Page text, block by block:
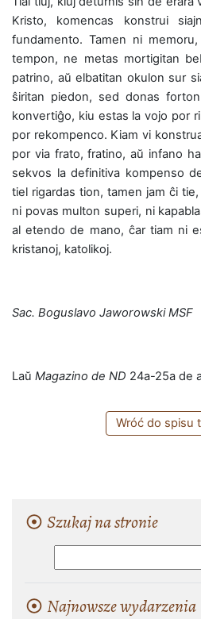
Kristo, komencas konstrui
fundamento. Tamen ni
tempon, ne metas mortigitan
patrino, aŭ elbatitan okulon sur
ŝiritan piedon, sed donas
konvertiĝo, kiu estas la vojo por
por rekompenco. Kiam vi
por via frato, fratino, aŭ infano
sekvos la definitiva kompenso
tiel rigardas tion, tamen jam ĉi
ni povas multon superi, ni
al etendo de mano, ĉar tiam ni
kristanoj, katolikoj.
Sac. Boguslavo Jaworowski MSF
Laŭ Magazino de ND 24a-25a de
Wróć do spisu
Szukaj na stronie
Najnowsze wydarzenia